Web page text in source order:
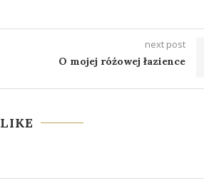
next post
O mojej różowej łazience